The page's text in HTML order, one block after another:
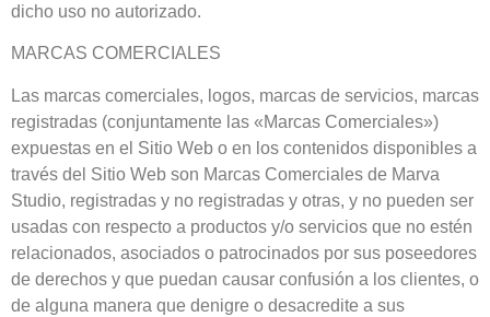
dicho uso no autorizado.
MARCAS COMERCIALES
Las marcas comerciales, logos, marcas de servicios, marcas
registradas (conjuntamente las «Marcas Comerciales»)
expuestas en el Sitio Web o en los contenidos disponibles a
través del Sitio Web son Marcas Comerciales de Marva
Studio, registradas y no registradas y otras, y no pueden ser
usadas con respecto a productos y/o servicios que no estén
relacionados, asociados o patrocinados por sus poseedores
de derechos y que puedan causar confusión a los clientes, o
de alguna manera que denigre o desacredite a sus